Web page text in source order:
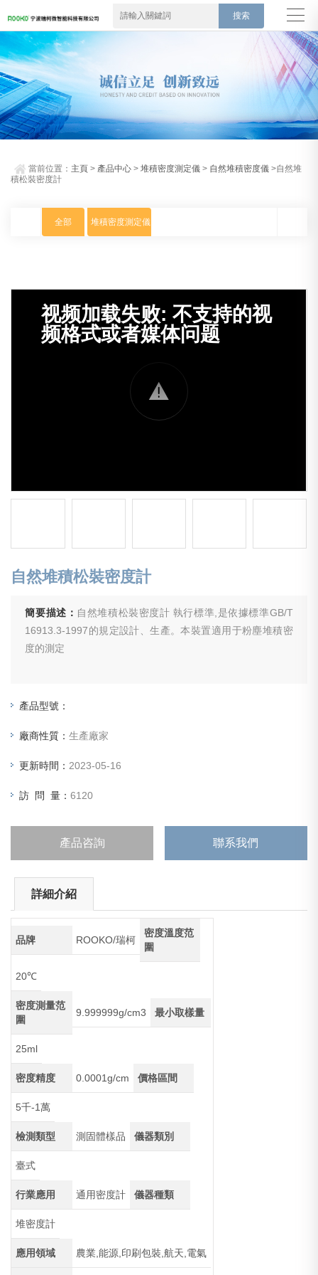
當前位置： 主頁 > 產品中心 >堆積密度測定儀 > 自然堆積密度儀 >自然堆
積松裝密度計
全部 堆積密度測定儀
自然堆積松裝密度計
簡要描述： 自然堆積松裝密度計 執行標準,是依據標準GB/T
16913.3-1997的規定設計、生產。本裝置適用于粉塵堆積密
度的測定
產品型號：
廠商性質：生產廠家
更新時間： 2023-05-16
訪 問 量：6120
產品咨詢 聯系我們
詳細介紹
品牌 ROOKO/瑞柯
密度溫度范
圍
20℃
密度測量范
圍
9.999999g/cm3 最小取樣量
25ml
密度精度 0.0001g/cm 價格區間
5千-1萬
檢測類型 測固體樣品 儀器類別
臺式
行業應用 通用密度計 儀器種類
堆密度計
應用領域 農業,能源,印刷包裝,航天,電氣